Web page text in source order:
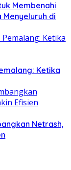
Membenahi
Menyeluruh di
Ketika
Netrash,